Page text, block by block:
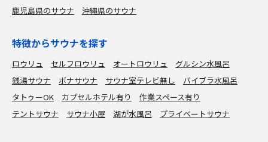
鹿児島県のサウナ
沖縄県のサウナ
特徴からサウナを探す
ロウリュ セルフロウリュ オートロウリュ
グルシン水風呂
銭湯サウナ
ボナサウナ サウナ室テレビ無し
バイブラ水風呂
タトゥーOK
カプセルホテル有り
作業スペース有り
テントサウナ
サウナ小屋 湖が水風呂 プライベートサウナ